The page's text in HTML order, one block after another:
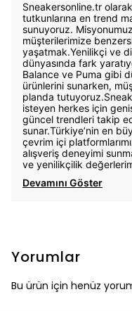
Sneakersonline.tr
tutkunlarına en trend
sunuyoruz.
müşterilerimize
yaşatmak.Yenilikçi ve
dünyasında fark
Balance ve Puma gibi
ürünlerini sunarken,
planda
isteyen herkes için
güncel trendleri takip
sunar.Türkiye’nin en
çevrim içi
alışveriş deneyimi
ve yenilikçilik
Devamını Göster
Yorumlar
Bu ürün için henüz